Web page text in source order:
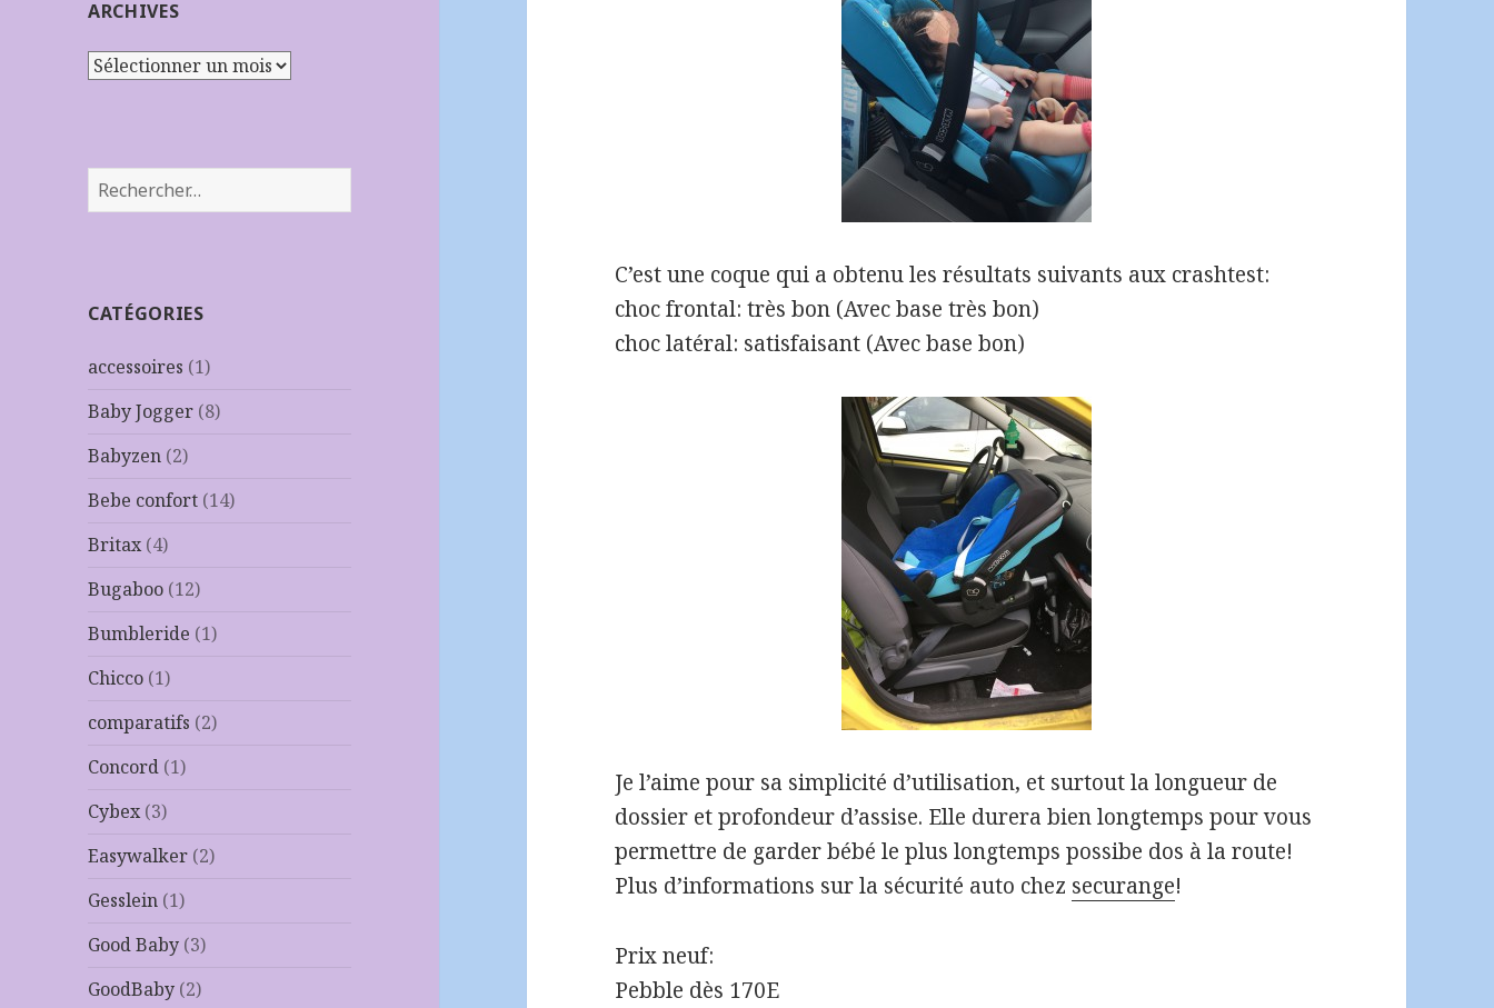
ARCHIVES
Archives
Rechercher :
CATÉGORIES
accessoires (1)
Baby Jogger (8)
Babyzen (2)
Bebe confort (14)
Britax(4)
Bugaboo (12)
Bumbleride (1)
Chicco (1)
comparatifs (2)
Concord (1)
Cybex(3)
Easywalker (2)
Gesslein (1)
Good Baby (3)
GoodBaby (2)
C’est une coque qui a obtenu les résultats suivants aux crashtest:
choc frontal: très bon (Avec base très bon)
choc latéral: satisfaisant (Avec base bon)
Je l’aime pour sa simplicité d’utilisation, et surtout la longueur de
dossier et profondeur d’assise. Elle durera bien longtemps pour vous
permettre de garder bébé le plus longtemps possibe dos à la route!
Plus d’informations sur la sécurité auto chez securange!
Prix neuf:
Pebble dès 170E